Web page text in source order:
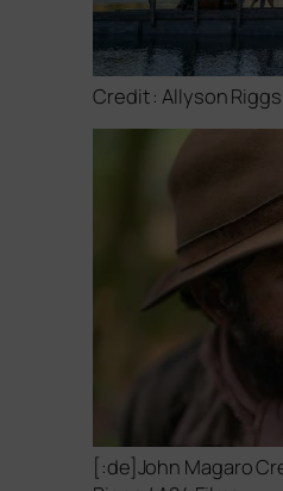
Credit : Allyson
[:de]John Magaro